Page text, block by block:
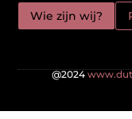
Wie zijn wij?
@2024